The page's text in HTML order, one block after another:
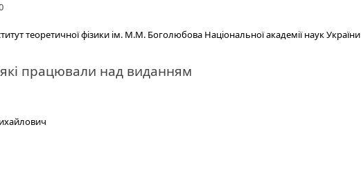
теоретичної фізики ім. М.М. Боголюбова Національної академії наук України
працювали над виданням